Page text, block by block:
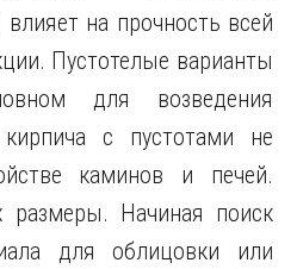
на прочность всей
Пустотелые варианты
для возведения
с пустотами не
каминов и печей.
Начиная поиск
для облицовки или